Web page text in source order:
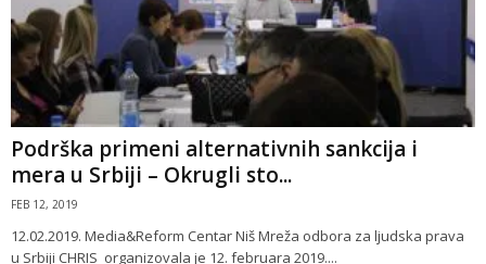
Podrška primeni alternativnih sankcija i
mera u Srbiji – Okrugli sto...
FEB 12, 2019
12.02.2019. Media&Reform Centar Niš Mreža odbora za ljudska prava
u Srbiji CHRIS organizovala je 12. februara 2019....